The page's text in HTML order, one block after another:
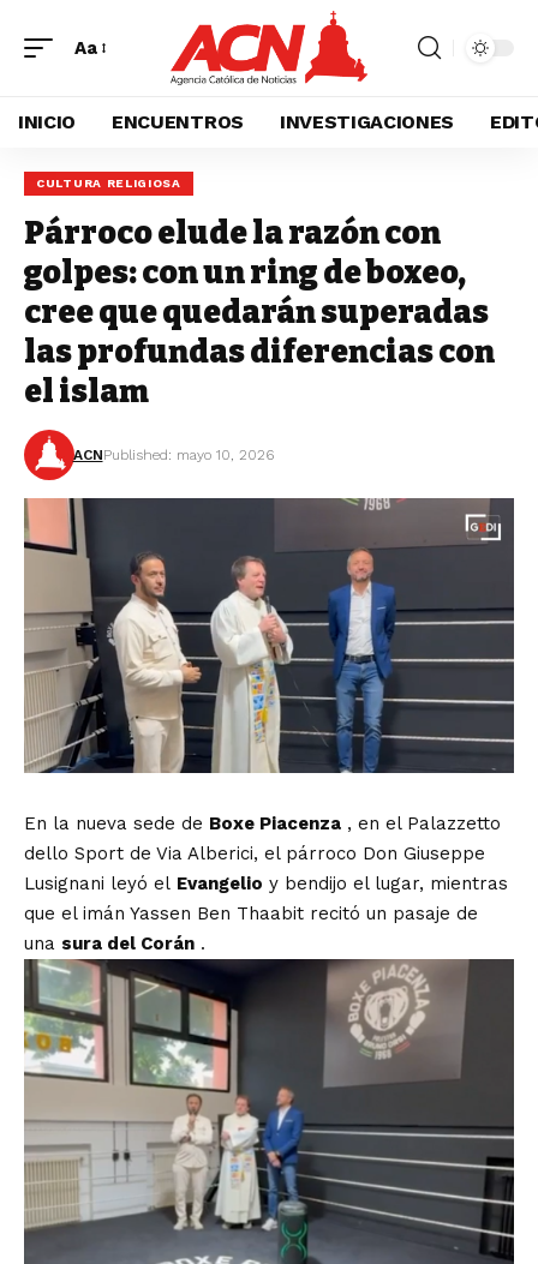
Aa
INICIO ENCUENTROS INVESTIGACIONES
CULTURA RELIGIOSA
Párroco elude la razón con
golpes: con un ring de boxeo,
cree que quedarán superadas
las profundas diferencias con
el islam
ACNPublished: mayo 10, 2026
En la nueva sede de Boxe Piacenza , en el Palazzetto
dello Sport de Via Alberici, el párroco Don Giuseppe
Lusignani leyó el Evangelio y bendijo el lugar, mientras
que el imán Yassen Ben Thaabit recitó un pasaje de
una sura del Corán .